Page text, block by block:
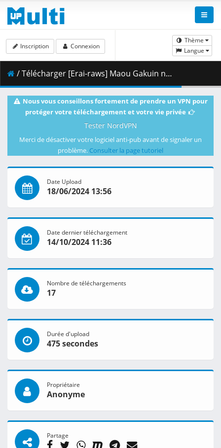
Thème
Langue
Inscription Connexion
/ Télécharger [Erai-raws] Maou Gakuin no Futekigousha II - 12 [1080p][HEVC][9E243437].mkv.001 ( 326.37 MB )
Nous vous conseillons fortement de prendre un VPN pour
protéger votre téléchargement et votre vie privée
Tester NordVPN
Merci de désactiver votre logiciel anti-pub avant de signaler un
problème. Consulter la page tutoriel
Date Upload
18/06/2024 13:56
Date dernier téléchargement
14/10/2024 11:36
Nombre de téléchargements
17
Durée d'upload
475 secondes
Propriétaire
Anonyme
Partage